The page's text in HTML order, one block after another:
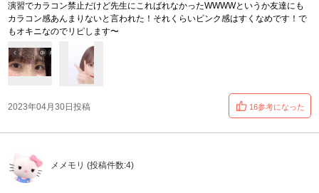
演習でカラコン禁止だけど先生にこればれなかったWWWWというか友達にも
カラコン感あんまりないと言われた！それくらいピンク感はすくなめです！で
もオキニなのでリピします〜
2023年04月30日投稿 16参考になった
メメモリ (投稿件数:4)